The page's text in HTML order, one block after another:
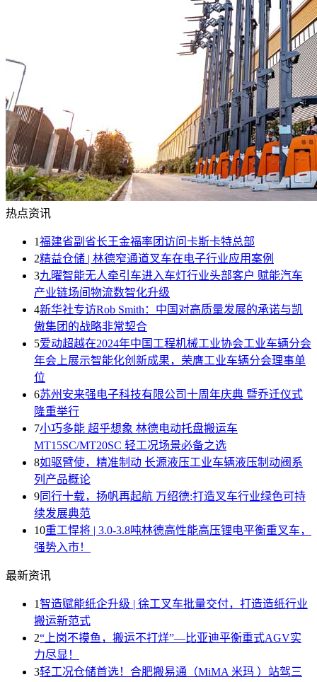
热点资讯
1福建省副省长王金福率团访问卡斯卡特总部
2精益仓储 | 林德窄通道叉车在电子行业应用案例
3九曜智能无人牵引车进入车灯行业头部客户 赋能汽车
产业链场间物流数智化升级
4新华社专访Rob Smith：中国对高质量发展的承诺与凯
傲集团的战略非常契合
5爱动超越在2024年中国工程机械工业协会工业车辆分会
年会上展示智能化创新成果，荣膺工业车辆分会理事单
位
6苏州安来强电子科技有限公司十周年庆典 暨乔迁仪式
隆重举行
7小巧多能 超乎想象 林德电动托盘搬运车
MT15SC/MT20SC 轻工况场景必备之选
8如驱臂使，精准制动 长源液压工业车辆液压制动阀系
列产品概论
9同行十载，扬帆再起航 万绍德:打造叉车行业绿色可持
续发展典范
10重工悍将 | 3.0-3.8吨林德高性能高压锂电平衡重叉车，
强势入市！
最新资讯
1智造赋能纸企升级 | 徐工叉车批量交付，打造造纸行业
搬运新范式
2“上岗不摸鱼，搬运不打烊”—比亚迪平衡重式AGV实
力尽显！
3轻工况仓储首选！合肥搬易通（MiMA 米玛 ）站驾三